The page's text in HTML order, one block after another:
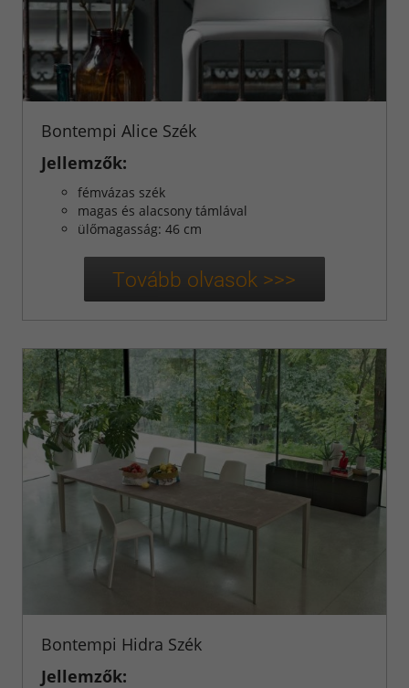
Bontempi Alice Szék
Jellemzők:
fémvázas szék
magas és alacsony támlával
ülőmagasság: 46 cm
Bontempi Hidra Szék
Jellemzők: